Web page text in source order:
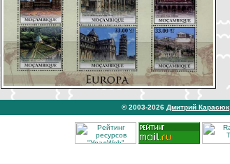
© 2003-2026 Дмитрий Карасюк